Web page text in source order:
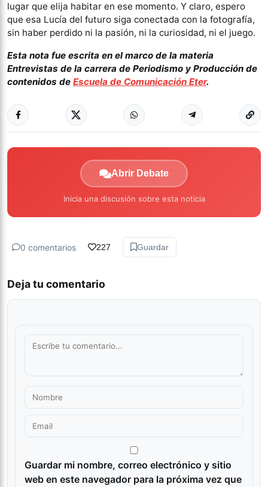
lugar que elija habitar en ese momento. Y claro, espero
que esa Lucía del futuro siga conectada con la fotografía,
sin haber perdido ni la pasión, ni la curiosidad, ni el juego.
Esta nota fue escrita en el marco de la materia
Entrevistas de la carrera de Periodismo y Producción de
contenidos de Escuela de Comunicación Eter.
Abrir Debate
Inicia una discusión sobre esta noticia
0 comentarios 227 Guardar
Deja tu comentario
Guardar mi nombre, correo electrónico y sitio
web en este navegador para la próxima vez que